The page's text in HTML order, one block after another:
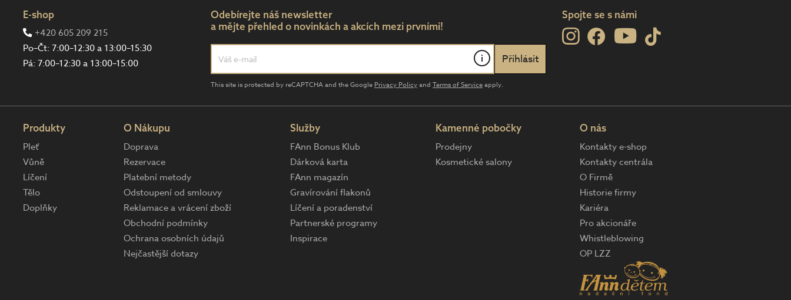
E-shop
+420 605 209 215
Po–Čt: 7:00–12:30 a 13:00–15:30
Pá: 7:00–12:30 a 13:00–15:00
Odebírejte náš newsletter
a mějte přehled o novinkách a akcích mezi prvními!
i
This site is protected by reCAPTCHA and the Google Privacy Policyand Terms of Serviceapply.
Spojte se s námi
Produkty
Pleť
Vůně
Líčení
Tělo
Doplňky
O Nákupu
Doprava
Rezervace
Platební metody
Odstoupení od smlouvy
Reklamace a vrácení zboží
Obchodní podmínky
Ochrana osobních údajů
Nejčastější dotazy
Služby
FAnn Bonus Klub
Dárková karta
FAnn magazín
Gravírování flakonů
Líčení a poradenství
Partnerské programy
Inspirace
Kamenné pobočky
Prodejny
Kosmetické salony
O nás
Kontakty e-shop
Kontakty centrála
O Firmě
Historie firmy
Kariéra
Pro akcionáře
Whistleblowing
OP LZZ